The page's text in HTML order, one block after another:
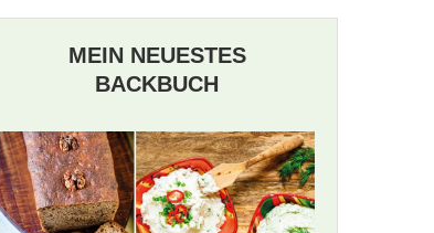
MEIN NEUESTES
BACKBUCH